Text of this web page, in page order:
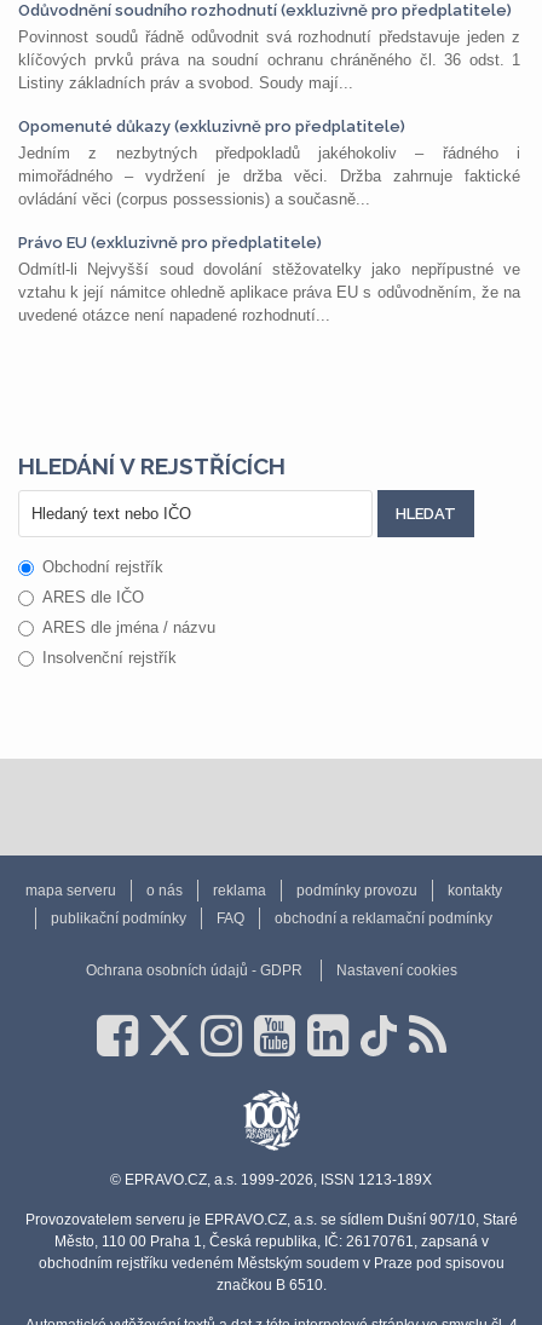
Odůvodnění soudního rozhodnutí (exkluzivně pro předplatitele)
Povinnost soudů řádně odůvodnit svá rozhodnutí představuje jeden z
klíčových prvků práva na soudní ochranu chráněného čl. 36 odst. 1
Listiny základních práv a svobod. Soudy mají...
Opomenuté důkazy (exkluzivně pro předplatitele)
Jedním z nezbytných předpokladů jakéhokoliv – řádného i
mimořádného – vydržení je držba věci. Držba zahrnuje faktické
ovládání věci (corpus possessionis) a současně...
Právo EU (exkluzivně pro předplatitele)
Odmítl-li Nejvyšší soud dovolání stěžovatelky jako nepřípustné ve
vztahu k její námitce ohledně aplikace práva EU s odůvodněním, že na
uvedené otázce není napadené rozhodnutí...
HLEDÁNÍ V REJSTŘÍCÍCH
Obchodní rejstřík
ARES dle IČO
ARES dle jména / názvu
Insolvenční rejstřík
mapa serveru o nás reklama podmínky provozu
kontakty
publikační podmínky
FAQ obchodní a reklamační podmínky
Ochrana osobních údajů - GDPR Nastavení cookies
© EPRAVO.CZ, a.s. 1999-2026, ISSN 1213-189X
Provozovatelem serveru je EPRAVO.CZ, a.s. se sídlem Dušní 907/10, Staré
Město, 110 00 Praha 1, Česká republika, IČ: 26170761, zapsaná v
obchodním rejstříku vedeném Městským soudem v Praze pod spisovou
značkou B 6510.